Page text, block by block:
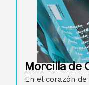
Morcilla de
En el corazón